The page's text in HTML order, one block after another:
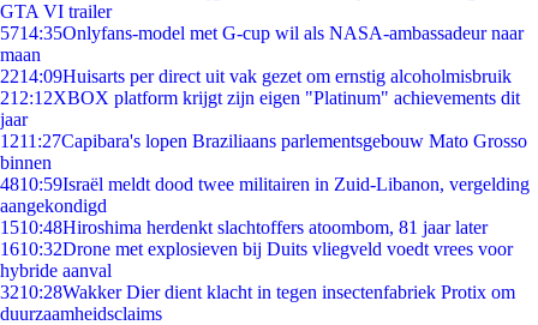
GTA VI trailer
5714:35Onlyfans-model met G-cup wil als NASA-ambassadeur naar
maan
2214:09Huisarts per direct uit vak gezet om ernstig alcoholmisbruik
212:12XBOX platform krijgt zijn eigen "Platinum" achievements dit
jaar
1211:27Capibara's lopen Braziliaans parlementsgebouw Mato Grosso
binnen
4810:59Israël meldt dood twee militairen in Zuid-Libanon, vergelding
aangekondigd
1510:48Hiroshima herdenkt slachtoffers atoombom, 81 jaar later
1610:32Drone met explosieven bij Duits vliegveld voedt vrees voor
hybride aanval
3210:28Wakker Dier dient klacht in tegen insectenfabriek Protix om
duurzaamheidsclaims